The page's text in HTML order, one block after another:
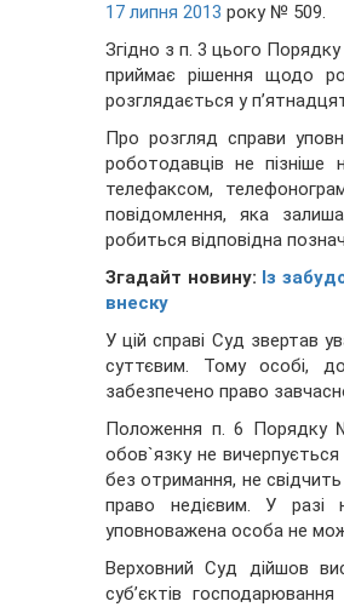
17 липня 2013 року № 509.
Згідно з п. 3 цього
приймає рішення щодо
розглядається у
Про розгляд справи
роботодавців не
телефаксом,
повідомлення, яка
робиться відповідна
Згадайт новину: Із
внеску
У цій справі Суд звертав
суттєвим. Тому особі, до
забезпечено право
Положення п. 6 Порядку
обов`язку не
без отримання, не
право недієвим. У разі
уповноважена особа не
Верховний Суд дійшов
суб’єктів